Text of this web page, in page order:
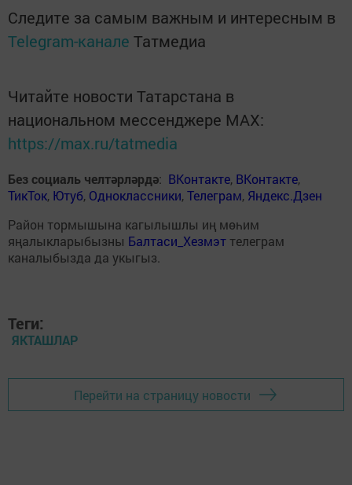
Следите за самым важным и интересным в
Telegram-канале Татмедиа
Читайте новости Татарстана в
национальном мессенджере MАХ:
https://max.ru/tatmedia
Без социаль челтәрләрдә: ВКонтакте, ВКонтакте,
ТикТок, Ютуб, Одноклассники,Телеграм, Яндекс.Дзен
Район тормышына кагылышлы иң мөһим
яңалыкларыбызны Балтаси_Хезмэт телеграм
каналыбызда да укыгыз.
Теги:
ЯКТАШЛАР
Перейти на страницу новости